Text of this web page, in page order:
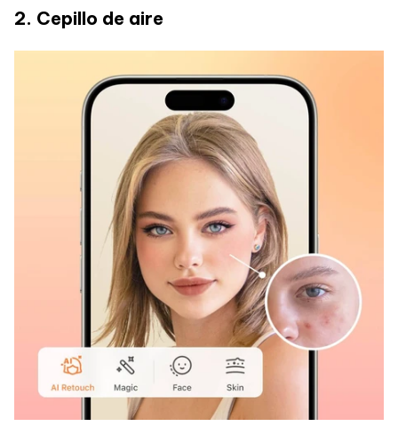
2. Cepillo de aire